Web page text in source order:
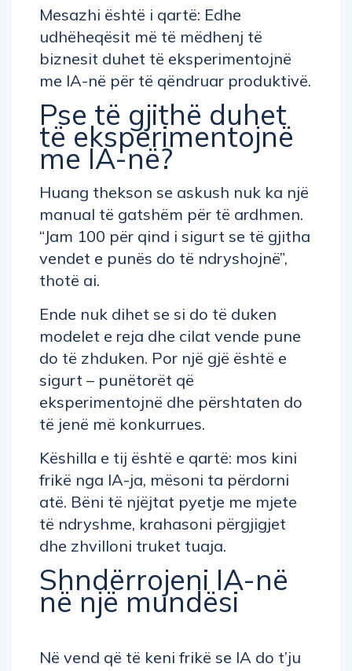
Mesazhi është i qartë: Edhe
udhëheqësit më të mëdhenj të
biznesit duhet të eksperimentojnë
me IA-në për të qëndruar produktivë.
Pse të gjithë duhet
të eksperimentojnë
me IA-në?
Huang thekson se askush nuk ka një
manual të gatshëm për të ardhmen.
“Jam 100 për qind i sigurt se të gjitha
vendet e punës do të ndryshojnë”,
thotë ai.
Ende nuk dihet se si do të duken
modelet e reja dhe cilat vende pune
do të zhduken. Por një gjë është e
sigurt – punëtorët që
eksperimentojnë dhe përshtaten do
të jenë më konkurrues.
Këshilla e tij është e qartë: mos kini
frikë nga IA-ja, mësoni ta përdorni
atë. Bëni të njëjtat pyetje me mjete
të ndryshme, krahasoni përgjigjet
dhe zhvilloni truket tuaja.
Shndërrojeni IA-në
në një mundësi
Në vend që të keni frikë se IA do t’ju